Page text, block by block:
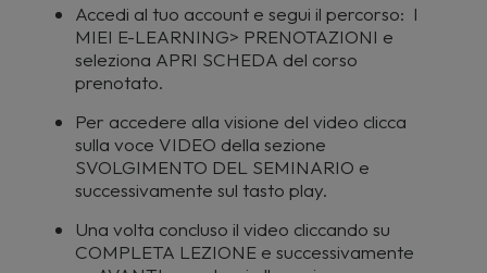
Accedi al tuo account e segui il percorso: I
MIEI E-LEARNING> PRENOTAZIONI e
seleziona APRI SCHEDA del corso
prenotato.
Per accedere alla visione del video clicca
sulla voce VIDEO della sezione
SVOLGIMENTO DEL SEMINARIO e
successivamente sul tasto play.
Una volta concluso il video cliccando su
COMPLETA LEZIONE e successivamente